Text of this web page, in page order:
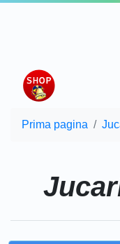
Prima pagina